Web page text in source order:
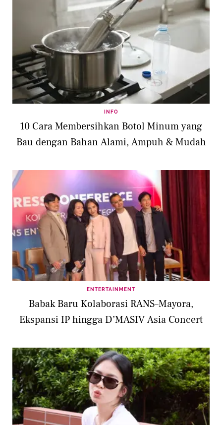
INFO
10 Cara Membersihkan Botol Minum yang
Bau dengan Bahan Alami, Ampuh & Mudah
ENTERTAINMENT
Babak Baru Kolaborasi RANS–Mayora,
Ekspansi IP hingga D’MASIV Asia Concert